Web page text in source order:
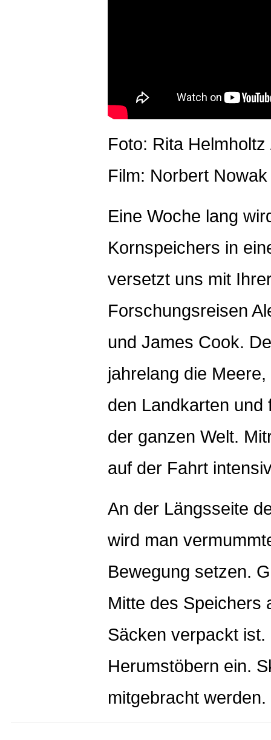
Foto: Rita
Film: Norbert Nowak
Eine Woche lang
Kornspeichers in
versetzt uns mit
Forschungsreisen
und James Cook.
jahrelang die
den Landkarten und
der ganzen Welt.
auf der Fahrt
An der Längsseite
wird man
Bewegung setzen.
Mitte des Speichers
Säcken verpackt
Herumstöbern ein.
mitgebracht werden.